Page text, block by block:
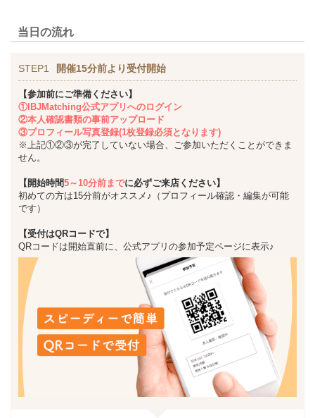
当日の流れ
STEP1 開催15分前より受付開始
【参加前にご準備ください】
①IBJMatching公式アプリへのログイン
②本人確認書類の事前アップロード
③プロフィール写真登録(1枚登録必須となります)
※上記①②③が完了していない場合、ご参加いただくことができま
せん。
【開始時間5～10分前までに必ずご来店ください】
初めての方は15分前がオススメ♪（プロフィール確認・編集が可能
です）
【受付はQRコードで】
QRコードは開始直前に、公式アプリの参加予定ページに表示♪